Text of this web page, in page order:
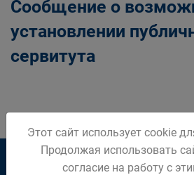
Сообщение о
установлении
сервитута
2 3 4 5
Этот сайт использует cookie
Продолжая использовать
согласие на работу с